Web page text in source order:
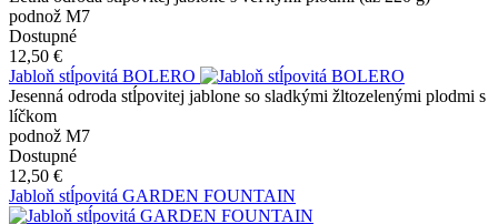
podnož M7
Dostupné
12,50 €
Jabloň stĺpovitá BOLERO
Jesenná odroda stĺpovitej jablone so sladkými žltozelenými plodmi s
líčkom
podnož M7
Dostupné
12,50 €
Jabloň stĺpovitá GARDEN FOUNTAIN